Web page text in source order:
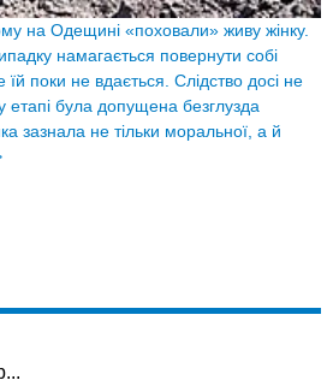
на Одещині «поховали» живу жінку.
намагається повернути собі
поки не вдається. Слідство досі не
етапі була допущена безглузда
зазнала не тільки моральної, а й